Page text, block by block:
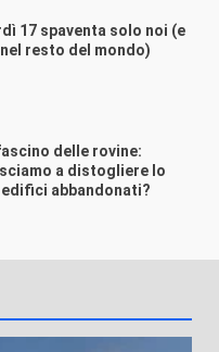
rovine:
distogliere lo
alle
17 spaventa solo noi (e
resto del mondo)
delle rovine:
a distogliere lo
abbandonati?